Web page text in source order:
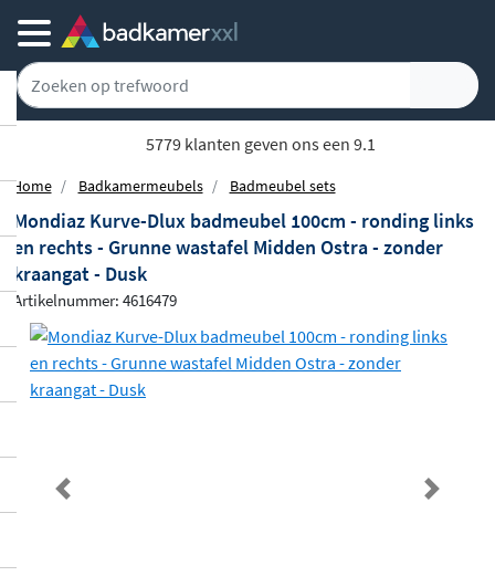
5779 klanten geven ons een 9.1
Home Badkamermeubels Badmeubel sets
Mondiaz Kurve-Dlux badmeubel 100cm - ronding links
en rechts - Grunne wastafel Midden Ostra - zonder
kraangat - Dusk
Artikelnummer: 4616479
Previous Next